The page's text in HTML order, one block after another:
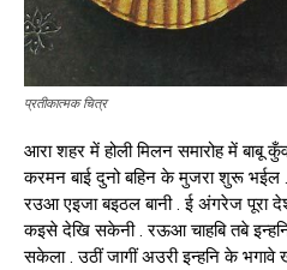
प्रतीकात्मक चित्र
आरा शहर में होली मिलन समारोह में
करमन बाई दुनो बहिन के मुजरा शुरू भईल
रउआ एइजा बइठल बानी . ई अंगरेज पूरा
कइसे देखि सकेनी . रऊआ चाहबि तबे
सकेला . उठीं जागीं अउरी इन्हनि के भगावे